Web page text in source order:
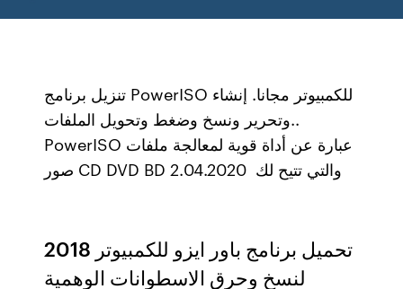
تنزيل برنامج PowerISO للكمبيوتر مجانا. إنشاء
وتحرير ونسخ وضغط وتحويل الملفات..
PowerISO عبارة عن أداة قوية لمعالجة ملفات
صور CD DVD BD والتي تتيح لك 2.04.2020
تحميل برنامج باور ايزو للكمبيوتر 2018
لنسخ وحرق الاسطوانات الوهمية